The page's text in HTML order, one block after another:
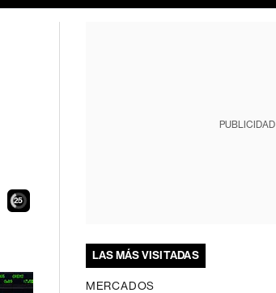
24
PUBLICIDAD
LAS MÁS VISITADAS
MERCADOS